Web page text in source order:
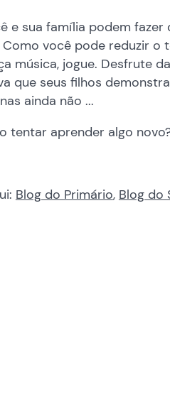
e sua família podem fazer
você pode reduzir o
música, jogue. Desfrute
que seus filhos
ainda não ...
tentar aprender algo
Blog do Primário, Blog do